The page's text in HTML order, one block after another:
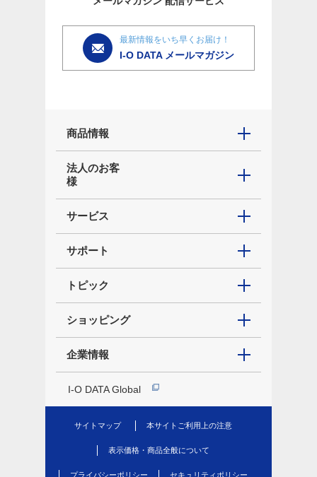
最新情報をいち早くお届け！
I-O DATA メールマガジン
商品情報
法人のお客
様
サービス
サポート
トピック
ショッピング
企業情報
I-O DATA Global
サイトマップ 本サイトご利用上の注意
表示価格・商品全般について
プライバシーポリシー セキュリティポリシー